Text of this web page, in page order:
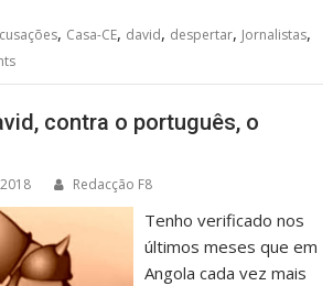
, Casa-CE, david, despertar, Jornalistas,
contra o português, o
Redacção F8
Tenho verificado nos
últimos meses que em
Angola cada vez mais